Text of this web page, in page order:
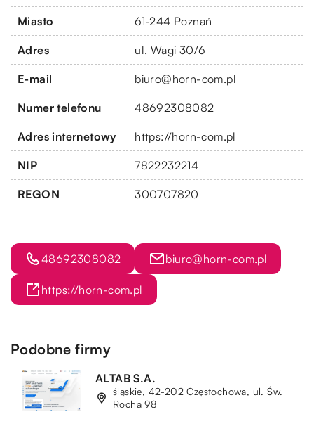
Miasto 61-244 Poznań
Adres ul. Wagi 30/6
E-mail biuro@horn-com.pl
Numer telefonu 48692308082
Adres internetowy https://horn-com.pl
NIP 7822232214
REGON 300707820
48692308082 biuro@horn-com.pl
https://horn-com.pl
Podobne firmy
ALTAB S.A.
śląskie, 42-202 Częstochowa, ul. Św.
Rocha 98